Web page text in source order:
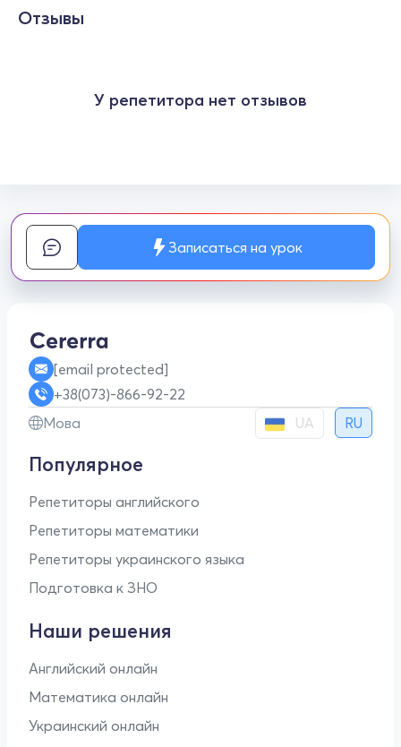
Отзывы
У репетитора нет отзывов
Записаться на урок
[email protected]
+38(073)-866-92-22
Мова
UA RU
Популярное
Репетиторы английского
Репетиторы математики
Репетиторы украинского языка
Подготовка к ЗНО
Наши решения
Английский онлайн
Математика онлайн
Украинский онлайн